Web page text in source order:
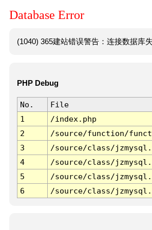
Database Error
(1040) 365建站错误警告：连接数据库
PHP Debug
No.
File
1
/index.php
2
/source/function/
3
/source/class/
4
/source/class/
5
/source/class/
6
/source/class/